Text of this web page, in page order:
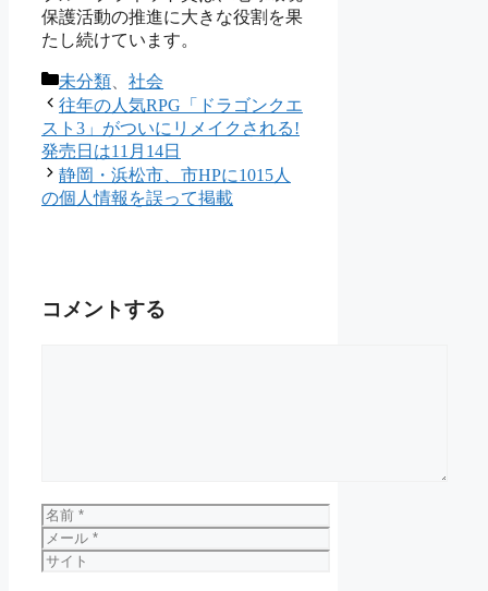
保護活動の推進に大きな役割を果
たし続けています。
カ
テ
ゴ
リ
ー
未分類
社会
往年の人気RPG「ドラゴンクエ
スト3」がついにリメイクされる!
発売日は11月14日
静岡・浜松市、市HPに1015人
の個人情報を誤って掲載
コメントする
名
前
メ
ー
サ